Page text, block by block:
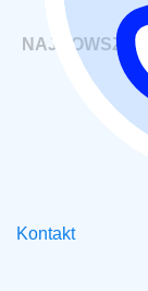
Kontakt
NAJNOWSZE